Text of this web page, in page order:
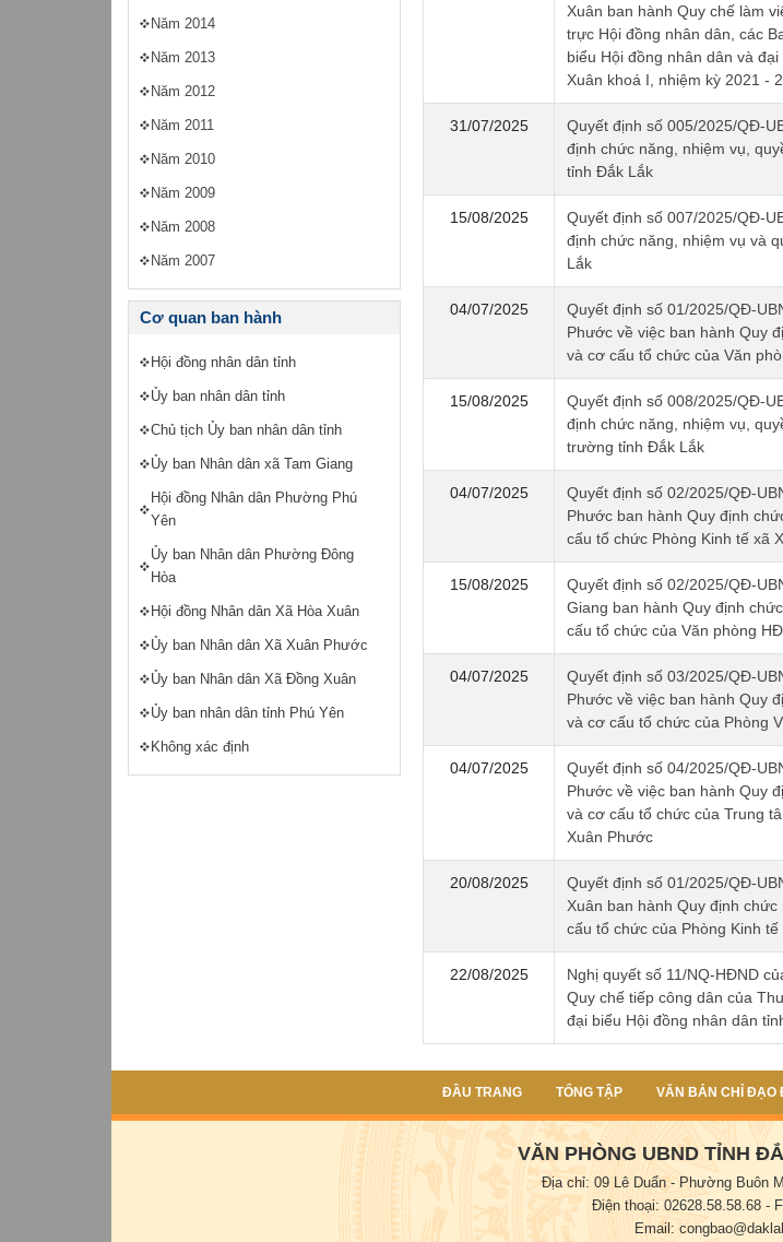
Năm 2014
Năm 2013
Năm 2012
Năm 2011
Năm 2010
Năm 2009
Năm 2008
Năm 2007
Cơ quan ban hành
Hội đồng nhân dân tỉnh
Ủy ban nhân dân tỉnh
Chủ tịch Ủy ban nhân dân tỉnh
Ủy ban Nhân dân xã Tam Giang
Hội đồng Nhân dân Phường Phú
Yên
Ủy ban Nhân dân Phường Đông
Hòa
Hội đồng Nhân dân Xã Hòa Xuân
Ủy ban Nhân dân Xã Xuân Phước
Ủy ban Nhân dân Xã Đồng Xuân
Ủy ban nhân dân tỉnh Phú Yên
Không xác định
Xuân ban hành Quy chế làm
trực Hội đồng nhân dân, các
biểu Hội đồng nhân dân và
Xuân khoá I, nhiệm kỳ 2021 -
31/07/2025
Quyết định số 005/2025/QĐ-
định chức năng, nhiệm vụ,
tỉnh Đắk Lắk
15/08/2025
Quyết định số 007/2025/QĐ-
định chức năng, nhiệm vụ và
Lắk
04/07/2025
Quyết định số 01/2025/QĐ-
Phước về việc ban hành Quy
và cơ cấu tổ chức của Văn
15/08/2025
Quyết định số 008/2025/QĐ-
định chức năng, nhiệm vụ,
trường tỉnh Đắk Lắk
04/07/2025
Quyết định số 02/2025/QĐ-
Phước ban hành Quy định
cấu tổ chức Phòng Kinh tế xã
15/08/2025
Quyết định số 02/2025/QĐ-
Giang ban hành Quy định
cấu tổ chức của Văn phòng
04/07/2025
Quyết định số 03/2025/QĐ-
Phước về việc ban hành Quy
và cơ cấu tổ chức của Phòng
04/07/2025
Quyết định số 04/2025/QĐ-
Phước về việc ban hành Quy
và cơ cấu tổ chức của Trung
Xuân Phước
20/08/2025
Quyết định số 01/2025/QĐ-
Xuân ban hành Quy định
cấu tổ chức của Phòng Kinh
22/08/2025
Nghị quyết số 11/NQ-HĐND
Quy chế tiếp công dân của
đại biểu Hội đồng nhân dân
ĐẦU TRANG TỔNG TẬP VĂN BẢN CHỈ ĐẠO
VĂN PHÒNG UBND TỈNH
Địa chỉ: 09 Lê Duẩn - Phường Buôn
Điện thoại: 02628.58.58.68-
Email: